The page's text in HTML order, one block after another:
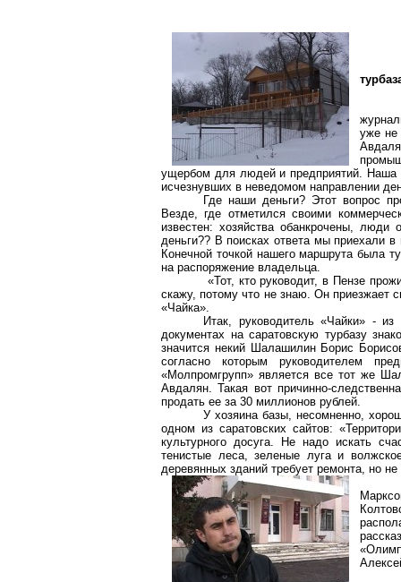
уже не
ущербом для людей и предприятий. Наша
исчезнувших в неведомом направлении
Где наши деньги? Этот вопрос
Везде, где отметился своими
известен: хозяйства обанкрочены,
деньги?? В поисках ответа мы приехали в
Конечной точкой нашего маршрута была
на распоряжение владельца.
«Тот, кто руководит, в Пензе
скажу, потому что не знаю. Он приезжает
«Чайка».
Итак, руководитель «Чайки» -
документах на саратовскую турбазу
значится некий Шалашилин Борис
согласно которым руководителем
«Молпромгрупп» является все тот же
Авдалян. Такая вот причинно-
продать ее за 30 миллионов рублей.
У хозяина базы, несомненно,
одном из саратовских сайтов:
культурного досуга. Не надо искать
тенистые леса, зеленые луга и
деревянных зданий требует ремонта, но